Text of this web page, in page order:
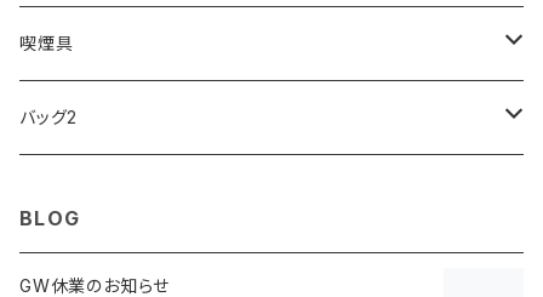
FOOTBALL WATCHES
ARCA FUTURA
BVLGARI
VANQUISH
SWAROVSKI
VIVIENNE WESTWOOD
Fashion Accessory Cllection
ISLAND
LESPORTSAC
PRADA
MAWA
その他
MONTBLANC
SWAROVSKI
OMMIX
COACH
TORAY
OMRON
MONDAINE
喫煙具
ZIPPO
バッグ2
BLOG
GW休業のお知らせ